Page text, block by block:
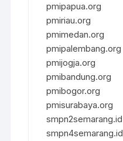
pmipapua.org
pmiriau.org
pmimedan.org
pmipalembang.org
pmijogja.org
pmibandung.org
pmibogor.org
pmisurabaya.org
smpn2semarang.id
smpn4semarang.id